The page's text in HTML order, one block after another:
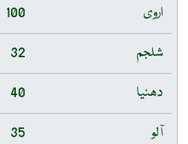
اروی
100
شلجم
32
دھنیا
40
آلو
35